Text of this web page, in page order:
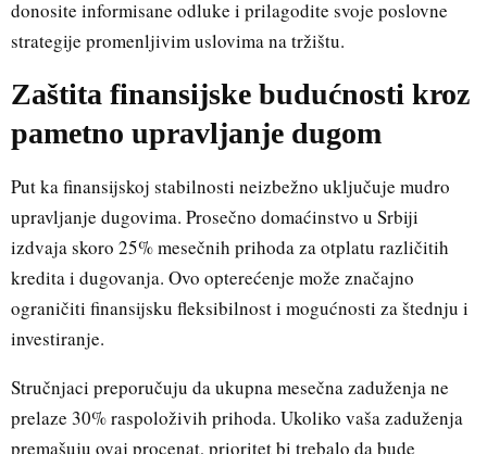
donosite informisane odluke i prilagodite svoje poslovne
strategije promenljivim uslovima na tržištu.
Zaštita finansijske budućnosti kroz
pametno upravljanje dugom
Put ka finansijskoj stabilnosti neizbežno uključuje mudro
upravljanje dugovima. Prosečno domaćinstvo u Srbiji
izdvaja skoro 25% mesečnih prihoda za otplatu različitih
kredita i dugovanja. Ovo opterećenje može značajno
ograničiti finansijsku fleksibilnost i mogućnosti za štednju i
investiranje.
Stručnjaci preporučuju da ukupna mesečna zaduženja ne
prelaze 30% raspoloživih prihoda. Ukoliko vaša zaduženja
premašuju ovaj procenat, prioritet bi trebalo da bude